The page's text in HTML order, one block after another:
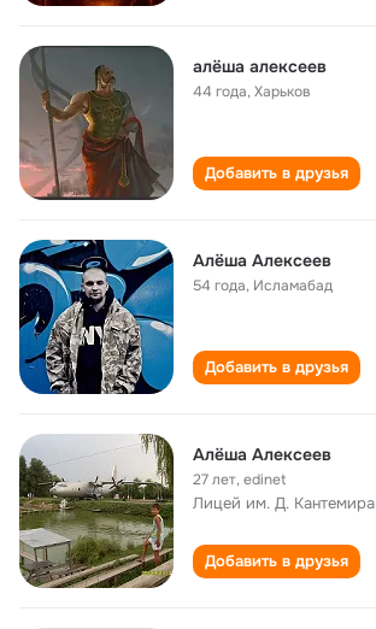
алёша алексеев
44 года,Харьков
Добавить в друзья
Алёша Алексеев
54 года, Исламабад
Добавить в друзья
Алёша Алексеев
27 лет,edinet
Лицей им. Д. Кантемира
Добавить в друзья